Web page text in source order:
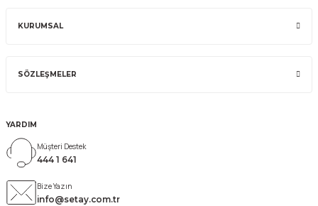
KURUMSAL
SÖZLEŞMELER
YARDIM
Müşteri Destek
444 1 641
Bize Yazın
info@setay.com.tr